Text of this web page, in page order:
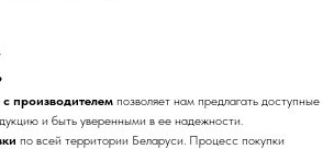
производителем позволяет нам предлагать доступные
и быть уверенными в ее надежности.
по всей территории Беларуси. Процесс покупки